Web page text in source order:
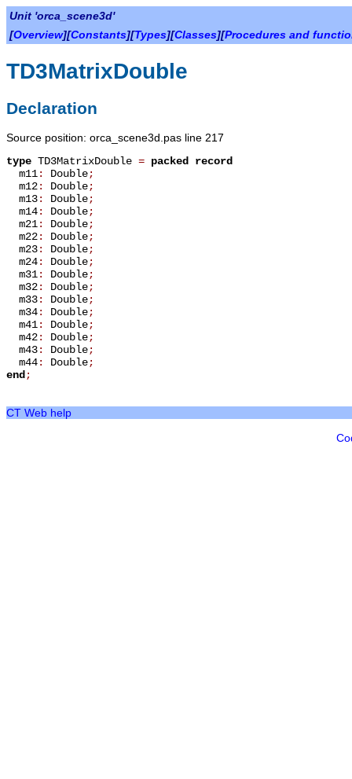
Unit 'orca_scene3d'
[Overview][Constants][Types][Classes][Procedures and
TD3MatrixDouble
Declaration
Source position: orca_scene3d.pas line 217
type TD3MatrixDouble = packed record
m11: Double;
m12: Double;
m13: Double;
m14: Double;
m21: Double;
m22: Double;
m23: Double;
m24: Double;
m31: Double;
m32: Double;
m33: Double;
m34: Double;
m41: Double;
m42: Double;
m43: Double;
m44: Double;
end ;
CT Web help